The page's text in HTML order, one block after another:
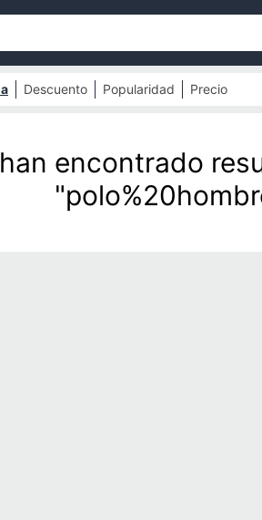
Descuento Popularidad Precio
encontrado